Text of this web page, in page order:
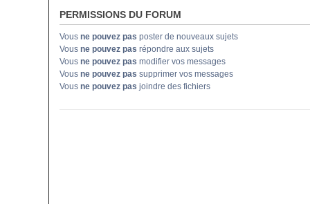
PERMISSIONS DU FORUM
Vous ne pouvez pas poster de nouveaux sujets
Vous ne pouvez pas répondre aux sujets
Vous ne pouvez pas modifier vos messages
Vous ne pouvez pas supprimer vos messages
Vous ne pouvez pas joindre des fichiers